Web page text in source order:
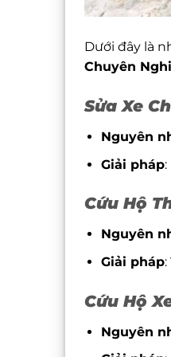
Dưới đây là
Chuyên
Sửa Xe
Nguyên
Giải pháp:
Cứu Hộ
Nguyên
Giải pháp:
Cứu Hộ
Nguyên